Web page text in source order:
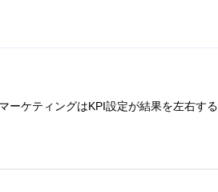
ーケティングはKPI設定が結果を左右する